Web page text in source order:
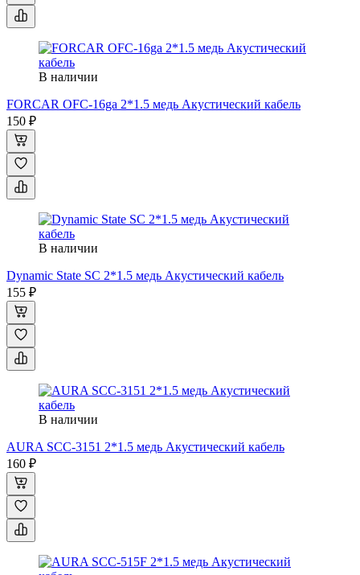
В наличии
FORCAR OFC-16ga 2*1.5 медь Акустический кабель
150 ₽
В наличии
Dynamic State SC 2*1.5 медь Акустический кабель
155 ₽
В наличии
AURA SCC-3151 2*1.5 медь Акустический кабель
160 ₽